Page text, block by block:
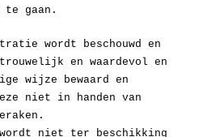
te gaan.
wordt beschouwd en
en waardevol en
wijze bewaard en
niet in handen van
niet ter beschikking